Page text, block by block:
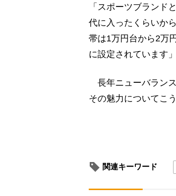
「スポーツブランド
代に入ったくらいか
帯は1万円台から2万
に設定されています」
長年ニューバラン
その魅力についてこう
関連キーワード